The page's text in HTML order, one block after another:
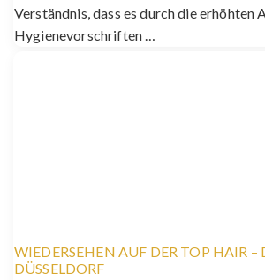
Verständnis, dass es durch die erhöhten
Hygienevorschriften …
WIEDERSEHEN AUF DER TOP HAIR –
DÜSSELDORF